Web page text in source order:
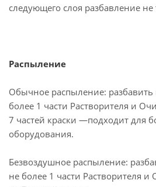
следующего слоя разбавление не
Распыление
Обычное распыление:
более 1 части Растворителя и
7 частей краски —подходит для
оборудования.
Безвоздушное распыление:
не более 1 части Растворителя и